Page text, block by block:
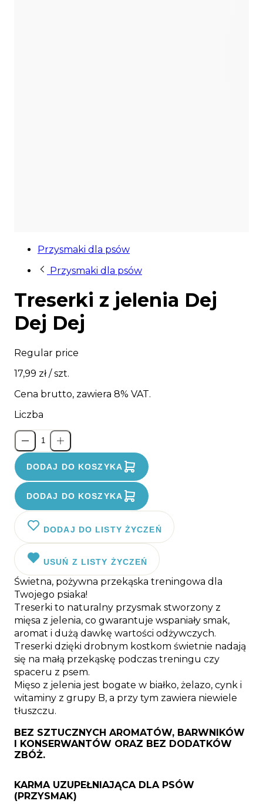
Przysmaki dla psów
Przysmaki dla psów
Treserki z jelenia Dej
Dej Dej
Regular price
17,99 zł/ szt.
Cena brutto, zawiera 8% VAT.
Liczba
DODAJ DO KOSZYKA
DODAJ DO KOSZYKA
DODAJ DO LISTY ŻYCZEŃ
USUŃ Z LISTY ŻYCZEŃ
Świetna, pożywna przekąska treningowa dla
Twojego psiaka!
Treserki to naturalny przysmak stworzony z
mięsa z jelenia, co gwarantuje wspaniały smak,
aromat i dużą dawkę wartości odżywczych.
Treserki dzięki drobnym kostkom świetnie nadają
się na małą przekąskę podczas treningu czy
spaceru z psem.
Mięso z jelenia jest bogate w białko, żelazo, cynk i
witaminy z grupy B, a przy tym zawiera niewiele
tłuszczu.
BEZ SZTUCZNYCH AROMATÓW, BARWNIKÓW
I KONSERWANTÓW ORAZ BEZ DODATKÓW
ZBÓŻ.
KARMA UZUPEŁNIAJĄCA DLA PSÓW
(PRZYSMAK)